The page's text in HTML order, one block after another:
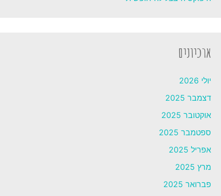
ארכיונים
יולי 2026
דצמבר 2025
אוקטובר 2025
ספטמבר 2025
אפריל 2025
מרץ 2025
פברואר 2025